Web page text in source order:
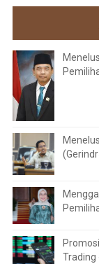
Trading